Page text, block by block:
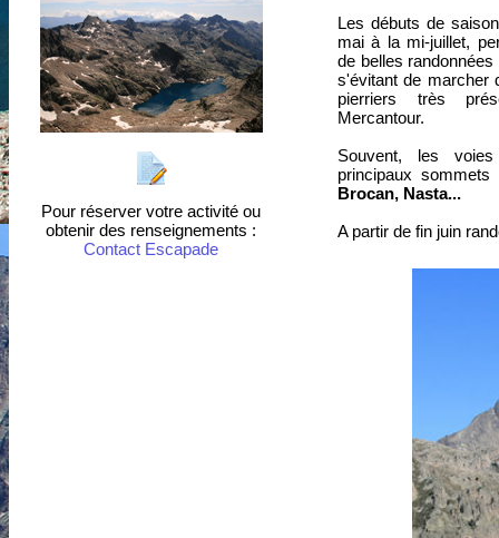
Pour réserver votre activité ou
obtenir des renseignements :
Contact Escapade
Les débuts de
mai à la mi-juillet,
de belles
s'évitant de marcher
pierriers très
Mercantour.
Souvent, les
principaux
Brocan, Nasta...
A partir de fin juin